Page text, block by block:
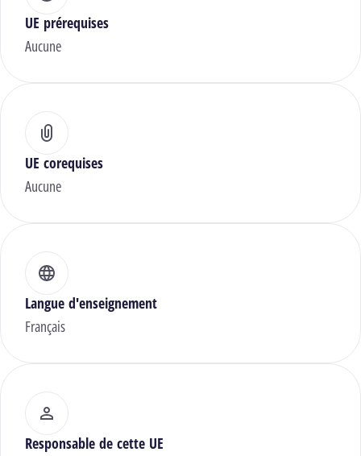
UE prérequises
Aucune
UE corequises
Aucune
Langue d'enseignement
Français
Responsable de cette UE